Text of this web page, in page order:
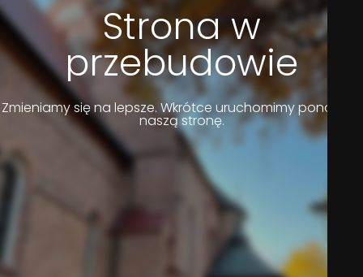
Strona w
przebudowie
Zmieniamy się na lepsze. Wkrótce uruchomimy ponownie
naszą stronę.